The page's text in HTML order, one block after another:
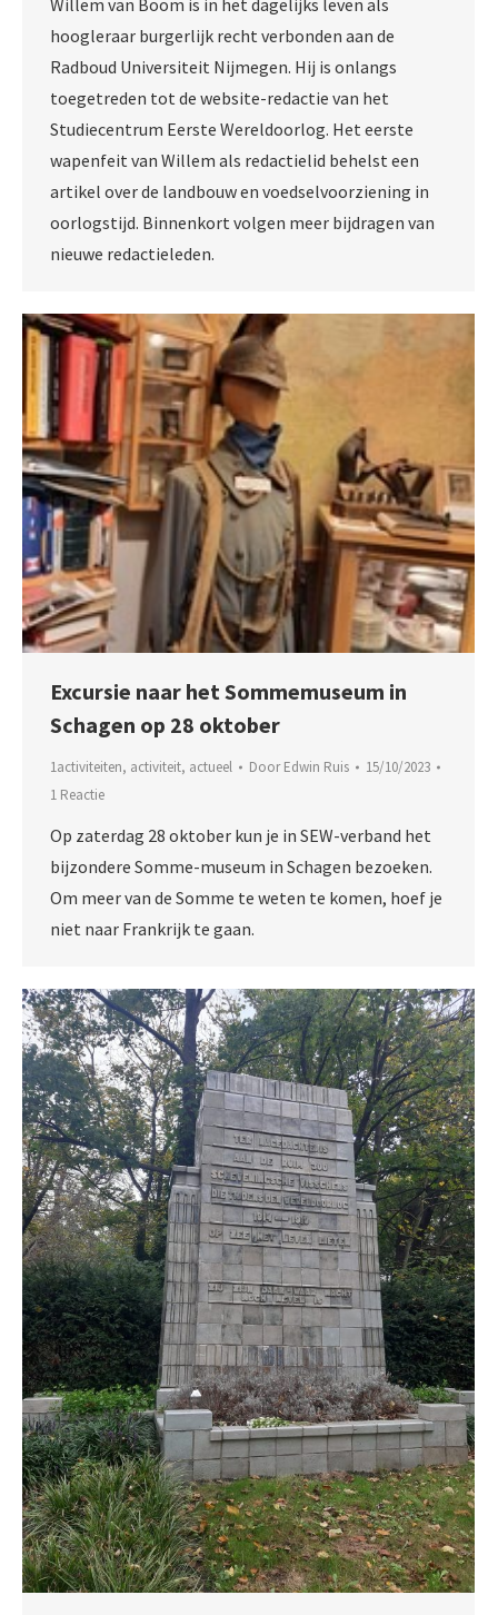
hoogleraar burgerlijk recht verbonden aan de
Radboud Universiteit Nijmegen. Hij is onlangs
toegetreden tot de website-redactie van het
Studiecentrum Eerste Wereldoorlog. Het eerste
wapenfeit van Willem als redactielid behelst een
artikel over de landbouw en voedselvoorziening in
oorlogstijd. Binnenkort volgen meer bijdragen van
nieuwe redactieleden.
Excursie naar het Sommemuseum in
Schagen op 28 oktober
1activiteiten, activiteit, actueel DoorEdwin Ruis
15/10/2023
1 Reactie
Op zaterdag 28 oktober kun je in SEW-verband het
bijzondere Somme-museum in Schagen bezoeken.
Om meer van de Somme te weten te komen, hoef je
niet naar Frankrijk te gaan.